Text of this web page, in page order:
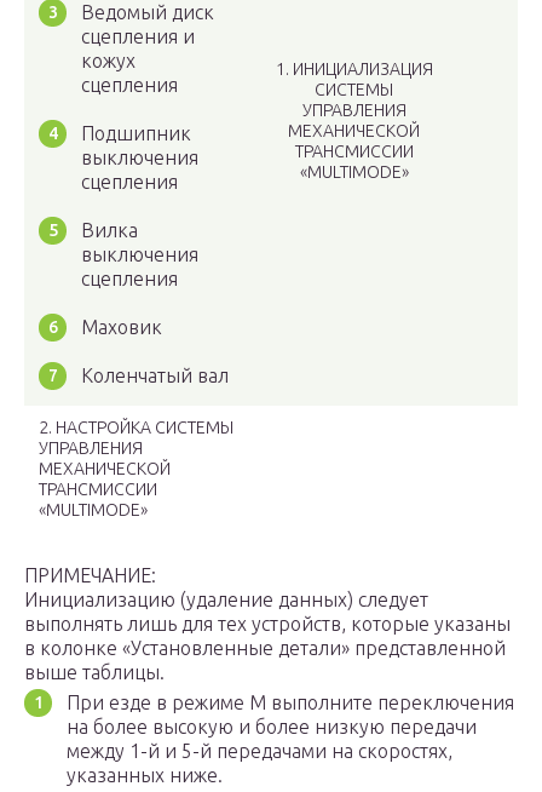
Ведомый диск
сцепления и
кожух
сцепления
Подшипник
выключения
сцепления
Вилка
выключения
сцепления
Маховик
Коленчатый вал
1. ИНИЦИАЛИЗАЦИЯ
СИСТЕМЫ
УПРАВЛЕНИЯ
МЕХАНИЧЕСКОЙ
ТРАНСМИССИИ
«MULTIMODE»
2. НАСТРОЙКА СИСТЕМЫ
УПРАВЛЕНИЯ
МЕХАНИЧЕСКОЙ
ТРАНСМИССИИ
«MULTIMODE»
ПРИМЕЧАНИЕ:
Инициализацию (удаление данных) следует
выполнять лишь для тех устройств, которые указаны
в колонке «Установленные детали» представленной
выше таблицы.
При езде в режиме M выполните переключения
на более высокую и более низкую передачи
между 1-й и 5-й передачами на скоростях,
указанных ниже.